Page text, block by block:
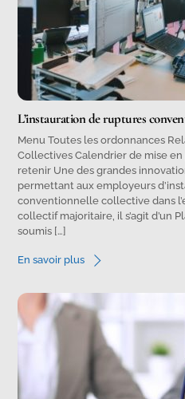
L’instauration de ruptures
Menu Toutes les ordonnances
Collectives Calendrier de mise en
retenir Une des grandes
permettant aux employeurs
conventionnelle collective dans
collectif majoritaire, il s’agit d’un
soumis […]
En savoir plus